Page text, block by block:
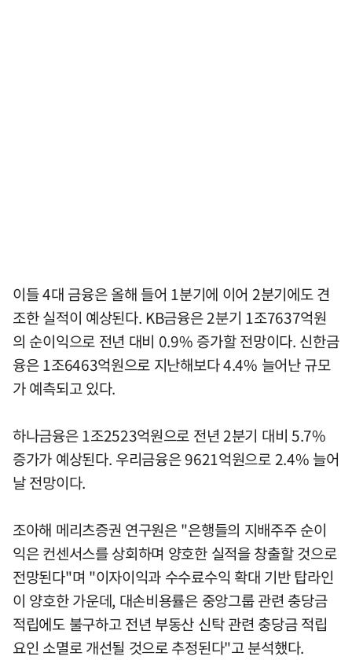
이들 4대 금융은 올해 들어 1분기에 이어 2분기에도 견
조한 실적이 예상된다. KB금융은 2분기 1조7637억원
의 순이익으로 전년 대비 0.9% 증가할 전망이다. 신한금
융은 1조6463억원으로 지난해보다 4.4% 늘어난 규모
가 예측되고 있다.
하나금융은 1조2523억원으로 전년 2분기 대비 5.7%
증가가 예상된다. 우리금융은 9621억원으로 2.4% 늘어
날 전망이다.
조아해 메리츠증권 연구원은 "은행들의 지배주주 순이
익은 컨센서스를 상회하며 양호한 실적을 창출할 것으로
전망된다"며 "이자이익과 수수료수익 확대 기반 탑라인
이 양호한 가운데, 대손비용률은 중앙그룹 관련 충당금
적립에도 불구하고 전년 부동산 신탁 관련 충당금 적립
요인 소멸로 개선될 것으로 추정된다"고 분석했다.